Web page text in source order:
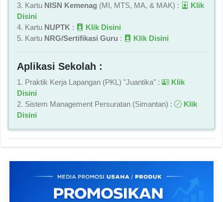
3. Kartu NISN Kemenag (MI, MTS, MA, & MAK) :
Klik
Disini
4. Kartu NUPTK :
Klik Disini
5. Kartu NRG/Sertifikasi Guru : Klik Disini
Aplikasi Sekolah :
1. Praktik Kerja Lapangan (PKL) "Juantika" :
Klik
Disini
2. Sistem Management Persuratan (Simantan) :
Klik
Disini